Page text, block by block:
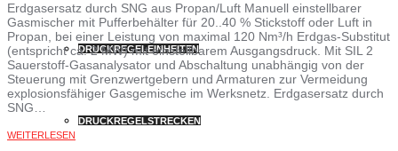
DRUCKREGELEINHEITEN
DRUCKREGELSTRECKEN
Erdgasersatz durch SNG aus Propan/Luft Manuell einstellbarer
Gasmischer mit Pufferbehälter für 20..40 % Stickstoff oder Luft in
Propan, bei einer Leistung von maximal 120 Nm³/h Erdgas-Substitut
(entspricht ca. 2 MW) mit einstellbarem Ausgangsdruck. Mit SIL 2
Sauerstoff-Gasanalysator und Abschaltung unabhängig von der
Steuerung mit Grenzwertgebern und Armaturen zur Vermeidung
explosionsfähiger Gasgemische im Werksnetz. Erdgasersatz durch
SNG…
WEITERLESEN